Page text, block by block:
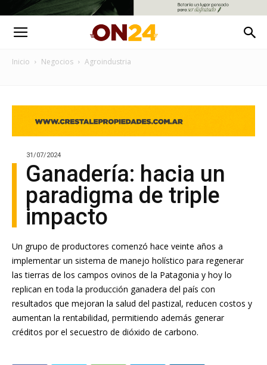
Inicio Negocios Agroindustria
31/07/2024
Ganadería: hacia un
paradigma de triple
impacto
Un grupo de productores comenzó hace veinte años a
implementar un sistema de manejo holístico para regenerar
las tierras de los campos ovinos de la Patagonia y hoy lo
replican en toda la producción ganadera del país con
resultados que mejoran la salud del pastizal, reducen costos y
aumentan la rentabilidad, permitiendo además generar